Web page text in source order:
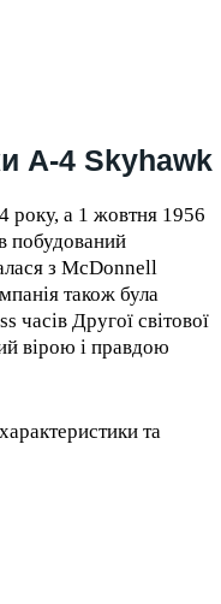
A-4 Skyhawk
року, а 1 жовтня 1956
побудований
з McDonnell
також була
часів Другої світової
вірою і правдою
та